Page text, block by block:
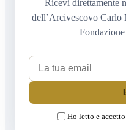
Ricevi direttamente
dell’Arcivescovo Carlo
La tua email
Ho letto e